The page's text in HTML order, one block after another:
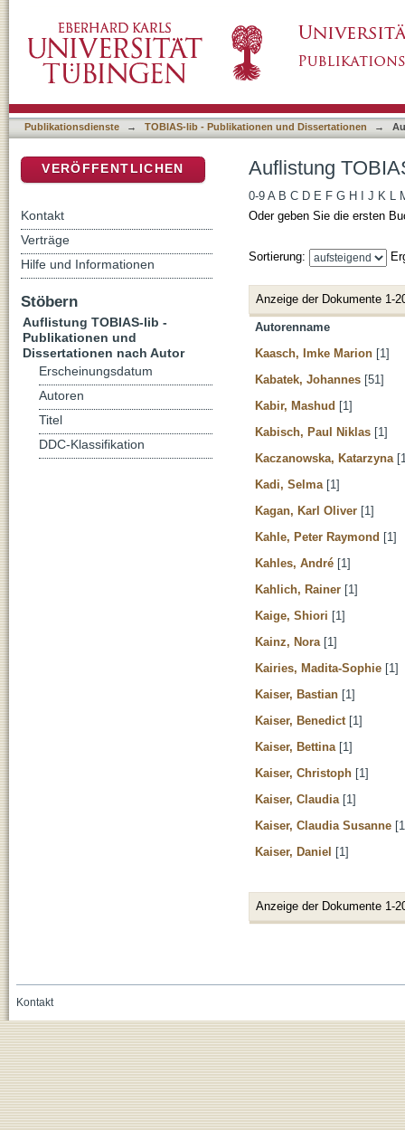
Publikationsdienste → TOBIAS-lib - Publikationen und Dissertationen →
Auflistung
0-9 A B C D E F G H J K L
Oder geben Sie die ersten
Sortierung:
Anzeige der Dokumente 1-
Autorenname
Kaasch, Imke Marion [1]
Kabatek, Johannes [51]
Kabir, Mashud [1]
Kabisch, Paul Niklas [1]
Kaczanowska, Katarzyna
Kadi, Selma [1]
Kagan, Karl Oliver [1]
Kahle, Peter Raymond [1]
Kahles, André [1]
Kahlich, Rainer [1]
Kaige, Shiori [1]
Kainz, Nora [1]
Kairies, Madita-Sophie [1]
Kaiser, Bastian [1]
Kaiser, Benedict [1]
Kaiser, Bettina [1]
Kaiser, Christoph [1]
Kaiser, Claudia [1]
Kaiser, Claudia Susanne
Kaiser, Daniel [1]
Anzeige der Dokumente 1-
VERÖFFENTLICHEN
Kontakt
Verträge
Hilfe und Informationen
Stöbern
Auflistung TOBIAS-lib -
Publikationen und
Dissertationen nach Autor
Erscheinungsdatum
Autoren
Titel
DDC-Klassifikation
Kontakt